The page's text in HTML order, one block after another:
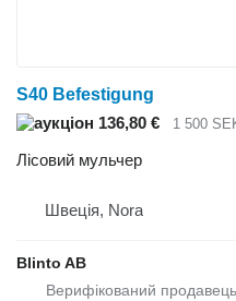
S40 Befestigung
136,80 €
1 500
Лісовий мульчер
Швеція, Nora
Blinto AB